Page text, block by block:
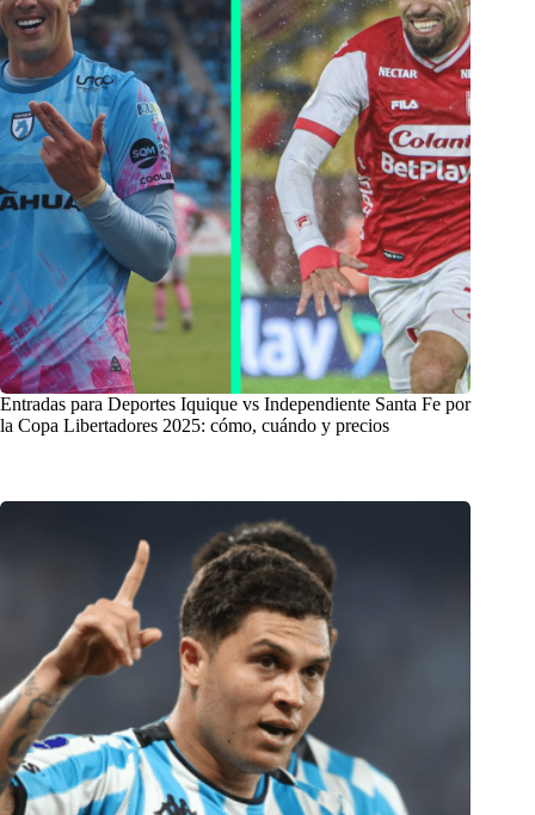
Entradas para Deportes Iquique vs Independiente Santa Fe por
la Copa Libertadores 2025: cómo, cuándo y precios